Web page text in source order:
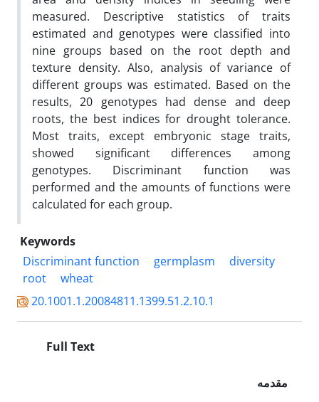
measured. Descriptive statistics of traits
estimated and genotypes were classified into
nine groups based on the root depth and
texture density. Also, analysis of variance of
different groups was estimated. Based on the
results, 20 genotypes had dense and deep
roots, the best indices for drought tolerance.
Most traits, except embryonic stage traits,
showed significant differences among
genotypes. Discriminant function was
performed and the amounts of functions were
calculated for each group.
Keywords
Discriminant function
germplasm
diversity
root
wheat
20.1001.1.20084811.1399.51.2.10.1
Full Text
مقدمه